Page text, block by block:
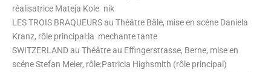
réalisatrice Mateja Kole nik
LES TROIS BRAQUEURS au Théâtre Bâle, mise en scène Daniela
Kranz, rôle principal:la mechante tante
SWITZERLAND au Théâtre au Effingerstrasse, Berne, mise en
scéne Stefan Meier, rôle:Patricia Highsmith (rôle principal)